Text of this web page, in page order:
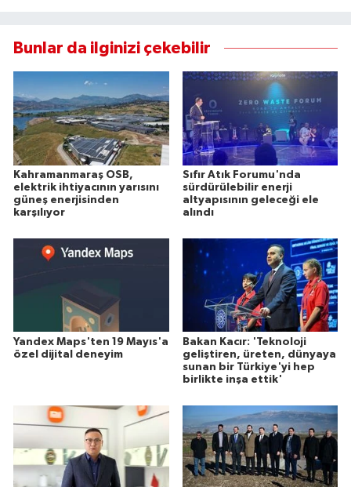
Bunlar da ilginizi çekebilir
Kahramanmaraş OSB,
elektrik ihtiyacının yarısını
güneş enerjisinden
karşılıyor
Sıfır Atık Forumu'nda
sürdürülebilir enerji
altyapısının geleceği ele
alındı
Yandex Maps'ten 19 Mayıs'a
özel dijital deneyim
Bakan Kacır: 'Teknoloji
geliştiren, üreten, dünyaya
sunan bir Türkiye'yi hep
birlikte inşa ettik'